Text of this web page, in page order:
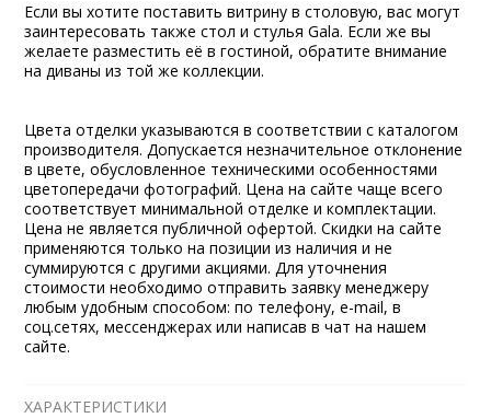
Если вы хотите поставить витрину в столовую, вас могут
заинтересовать такжестол истулья Gala. Если же вы
желаете разместить её в гостиной, обратите внимание
на диваны из той же коллекции.
Цвета отделки указываются в соответствии с каталогом
производителя. Допускается незначительное отклонение
в цвете, обусловленное техническими особенностями
цветопередачи фотографий. Цена на сайте чаще всего
соответствует минимальной отделке и комплектации.
Цена не является публичной офертой. Скидки на сайте
применяются только на позиции из наличия и не
суммируются с другими акциями. Для уточнения
стоимости необходимо отправить заявку менеджеру
любым удобным способом: по телефону, e-mail, в
соц.сетях, мессенджерах или написав в чат на нашем
сайте.
ХАРАКТЕРИСТИКИ